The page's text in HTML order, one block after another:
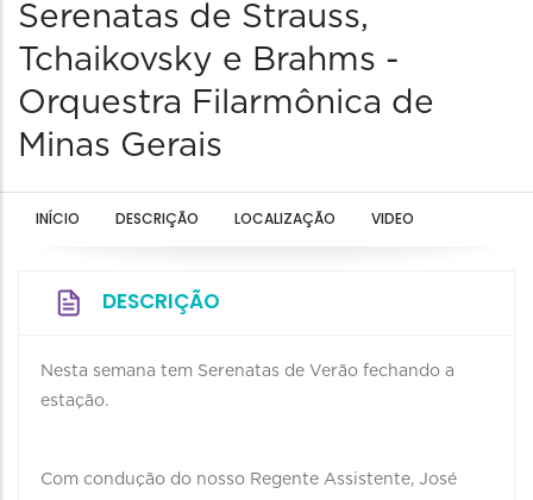
Serenatas de Strauss,
Tchaikovsky e Brahms -
Orquestra Filarmônica de
Minas Gerais
INÍCIO DESCRIÇÃO LOCALIZAÇÃO VIDEO
DESCRIÇÃO
Nesta semana tem Serenatas de Verão fechando a
estação.
Com condução do nosso Regente Assistente, José